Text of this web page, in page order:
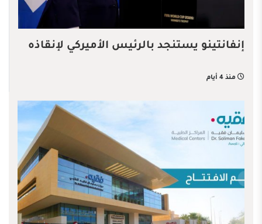
إنفانتينو يستنجد بالرئيس الأميركي لإنقاذه
منذ 4 أيام